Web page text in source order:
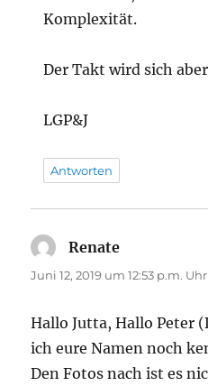
Komplexität.
Der Takt wird sich
LGP&J
Antworten
Renate
Juni 12, 2019 um 12:53 p.m. Uhr
Hallo Jutta, Hallo Peter
ich eure Namen noch
Den Fotos nach ist es